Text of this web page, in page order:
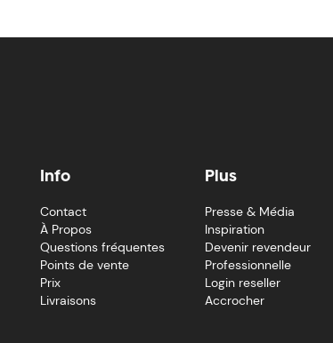
Info
Contact
À Propos
Questions fréquentes
Points de vente
Prix
Livraisons
Plus
Presse & Média
Inspiration
Devenir revendeur
Professionnelle
Login reseller
Accrocher